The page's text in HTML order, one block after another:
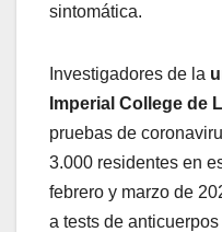
sintomática.
Investigadores de la
Imperial College de
pruebas de
3.000 residentes en
febrero y marzo de
a tests de